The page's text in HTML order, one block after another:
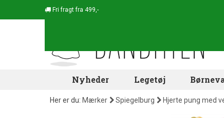
Fri fragt fra 499,-
Nyheder Legetøj
Her er du: Mærker Spiegelburg Hjerte pung med